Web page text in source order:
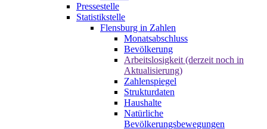
Pressestelle
Statistikstelle
Flensburg in Zahlen
Monatsabschluss
Bevölkerung
Arbeitslosigkeit (derzeit noch in
Aktualisierung)
Zahlenspiegel
Strukturdaten
Haushalte
Natürliche
Bevölkerungsbewegungen